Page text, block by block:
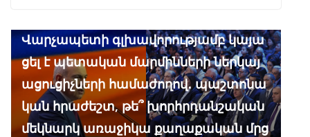
e
b
o
o
k
e
gr
a
m
at
s
A
p
p
k
e
dI
n
ar
e
Վարչապետի գլխավորությամբ կայա
ցել է պետական մարմինների ներկայ
ացուցիչների համաժողով․ պաշտոնա
կան հրաժեշտ, թե՞ խորհրդանշական
մեկնարկ առաջիկա քաղաքական մրց